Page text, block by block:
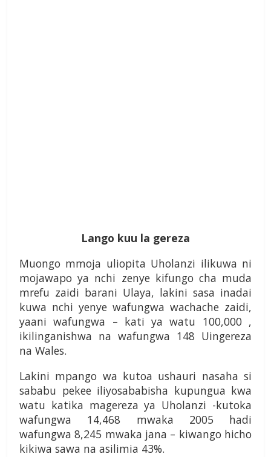
Lango kuu la gereza
Muongo mmoja uliopita Uholanzi ilikuwa ni
mojawapo ya nchi zenye kifungo cha muda
mrefu zaidi barani Ulaya, lakini sasa inadai
kuwa nchi yenye wafungwa wachache zaidi,
yaani wafungwa – kati ya watu 100,000 ,
ikilinganishwa na wafungwa 148 Uingereza
na Wales.
Lakini mpango wa kutoa ushauri nasaha si
sababu pekee iliyosababisha kupungua kwa
watu katika magereza ya Uholanzi -kutoka
wafungwa 14,468 mwaka 2005 hadi
wafungwa 8,245 mwaka jana – kiwango hicho
kikiwa sawa na asilimia 43%.